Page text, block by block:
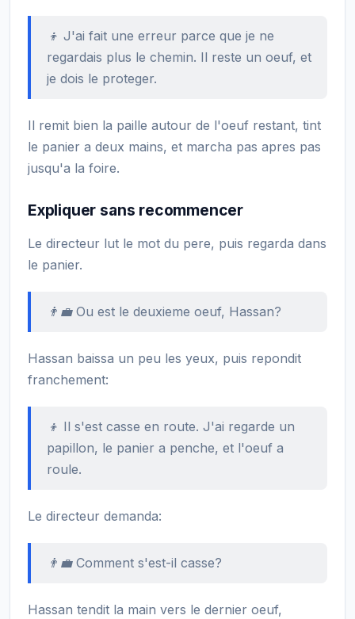
👦 J'ai fait une erreur parce que je ne
regardais plus le chemin. Il reste un oeuf, et
je dois le proteger.
Il remit bien la paille autour de l'oeuf restant, tint
le panier a deux mains, et marcha pas apres pas
jusqu'a la foire.
Expliquer sans recommencer
Le directeur lut le mot du pere, puis regarda dans
le panier.
👨‍💼 Ou est le deuxieme oeuf, Hassan?
Hassan baissa un peu les yeux, puis repondit
franchement:
👦 Il s'est casse en route. J'ai regarde un
papillon, le panier a penche, et l'oeuf a
roule.
Le directeur demanda:
👨‍💼 Comment s'est-il casse?
Hassan tendit la main vers le dernier oeuf,